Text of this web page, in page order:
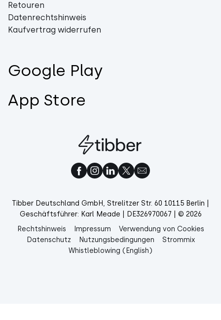
Retouren
Datenrechtshinweis
Kaufvertrag widerrufen
Google Play
App Store
Tibber Deutschland GmbH, Strelitzer Str. 60 10115 Berlin |
Geschäftsführer: Karl Meade | DE326970067 | © 2026
Rechtshinweis
Impressum
Verwendung von Cookies
Datenschutz
Nutzungsbedingungen
Strommix
Whistleblowing (English)